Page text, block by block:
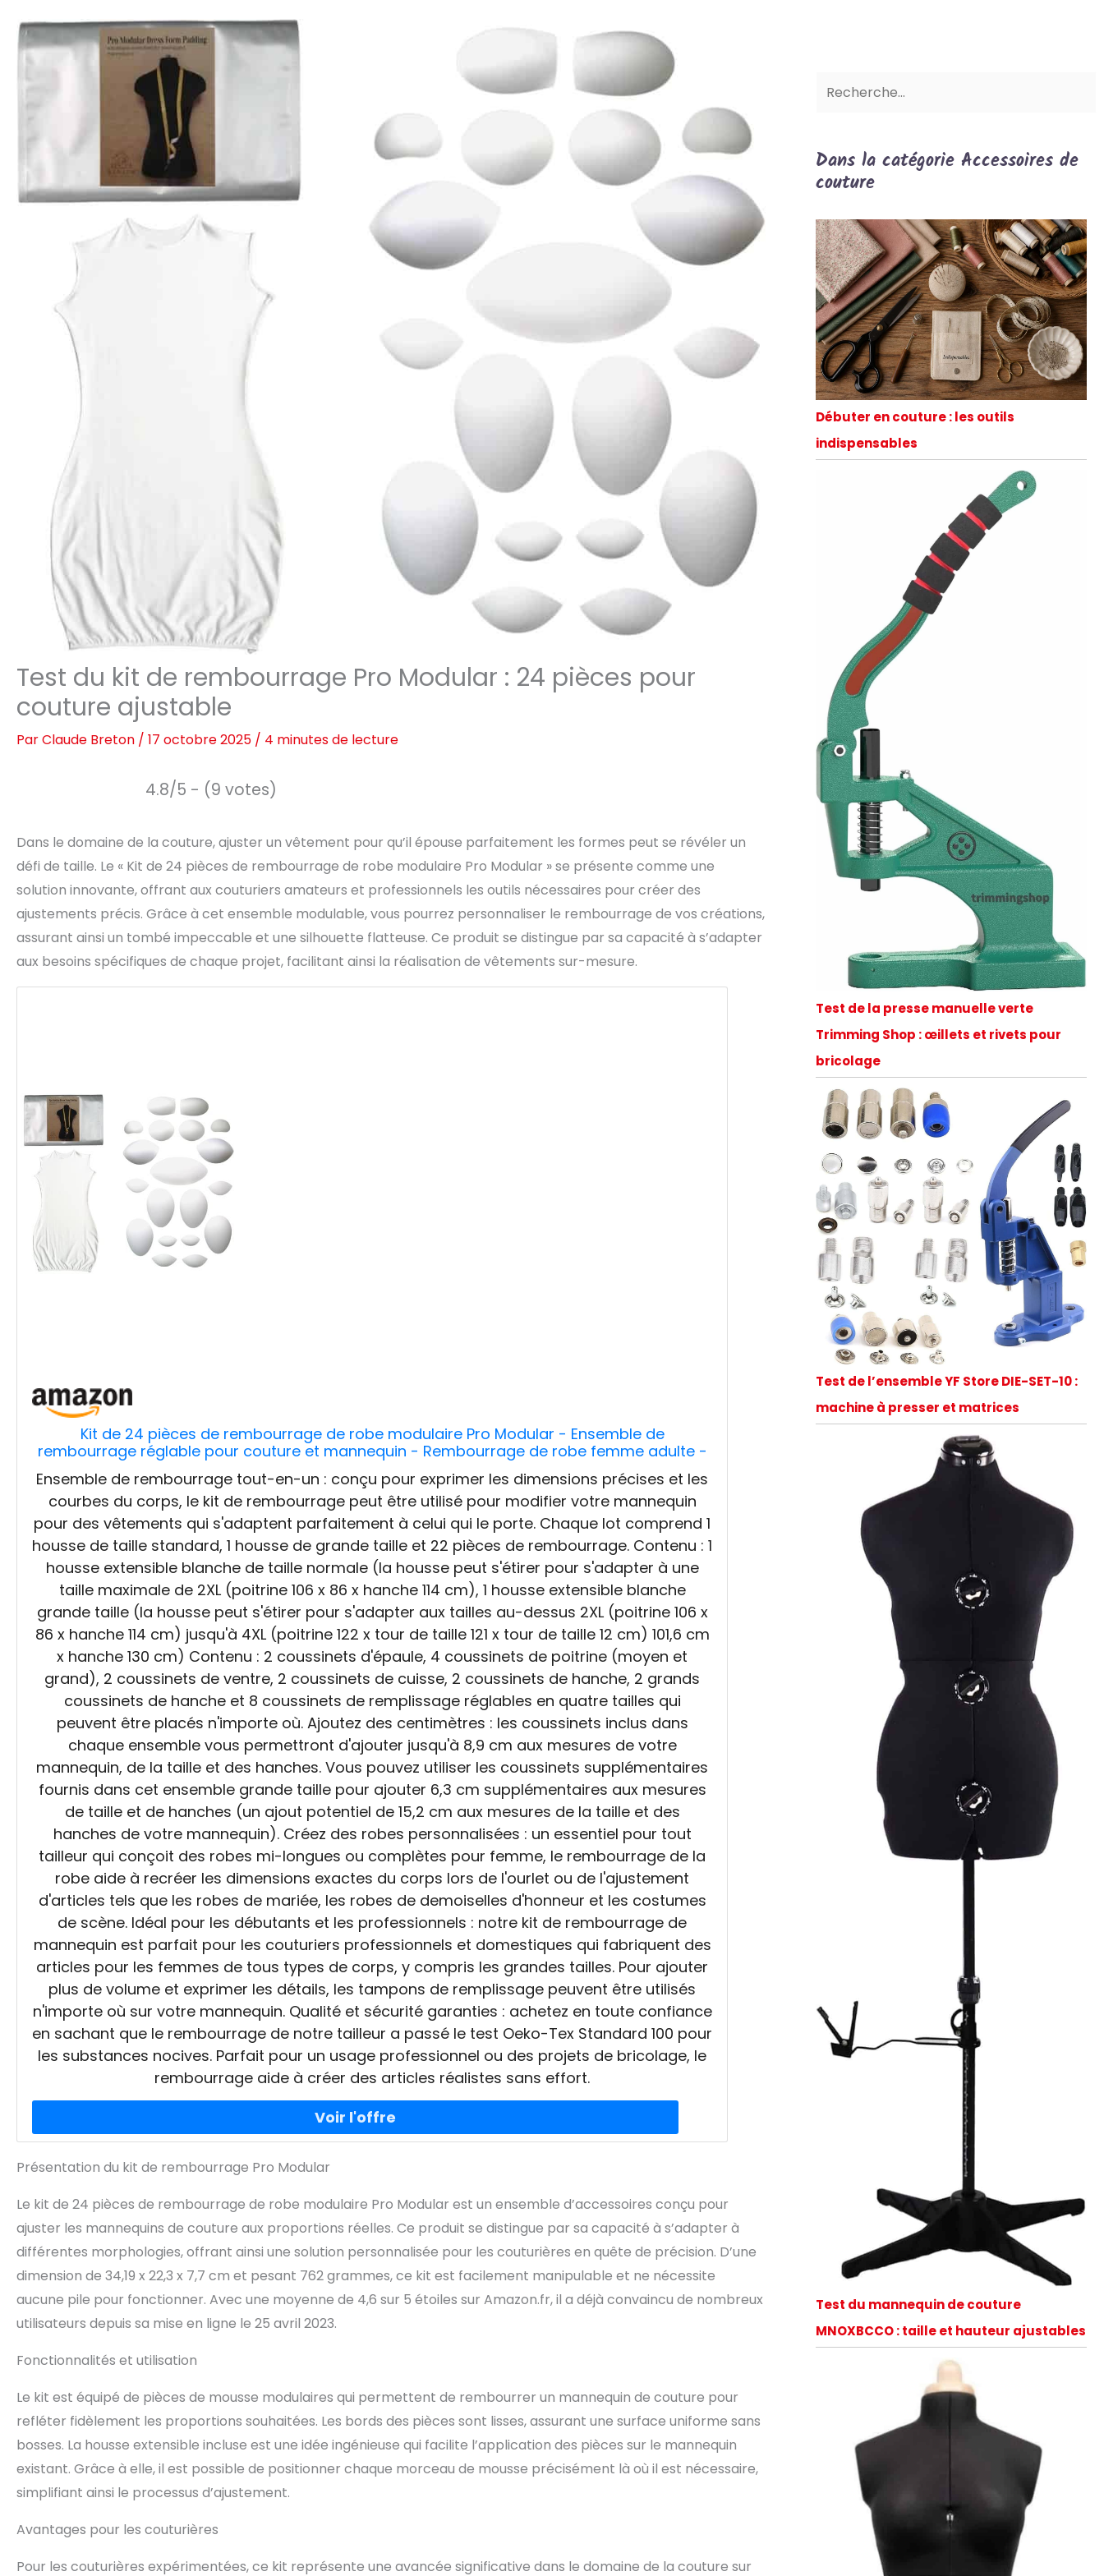
Test du kit de rembourrage Pro Modular : 24 pièces pour
couture ajustable
ParClaude Breton / 17 octobre 2025 / 4 minutes de lecture
4.8/5 - (9 votes)
Dans le domaine de la couture, ajuster un vêtement pour qu’il épouse parfaitement les formes peut se révéler un
défi de taille. Le « Kit de 24 pièces de rembourrage de robe modulaire Pro Modular » se présente comme une
solution innovante, offrant aux couturiers amateurs et professionnels les outils nécessaires pour créer des
ajustements précis. Grâce à cet ensemble modulable, vous pourrez personnaliser le rembourrage de vos créations,
assurant ainsi un tombé impeccable et une silhouette flatteuse. Ce produit se distingue par sa capacité à s’adapter
aux besoins spécifiques de chaque projet, facilitant ainsi la réalisation de vêtements sur-mesure.
Kit de 24 pièces de rembourrage de robe modulaire Pro Modular - Ensemble de
rembourrage réglable pour couture et mannequin - Rembourrage de robe femme adulte -
Accessoires de couture et de couture
Ensemble de rembourrage tout-en-un : conçu pour exprimer les dimensions précises et les
courbes du corps, le kit de rembourrage peut être utilisé pour modifier votre mannequin
pour des vêtements qui s'adaptent parfaitement à celui qui le porte. Chaque lot comprend 1
housse de taille standard, 1 housse de grande taille et 22 pièces de rembourrage. Contenu : 1
housse extensible blanche de taille normale (la housse peut s'étirer pour s'adapter à une
taille maximale de 2XL (poitrine 106 x 86 x hanche 114 cm), 1 housse extensible blanche
grande taille (la housse peut s'étirer pour s'adapter aux tailles au-dessus 2XL (poitrine 106 x
86 x hanche 114 cm) jusqu'à 4XL (poitrine 122 x tour de taille 121 x tour de taille 12 cm) 101,6 cm
x hanche 130 cm) Contenu : 2 coussinets d'épaule, 4 coussinets de poitrine (moyen et
grand), 2 coussinets de ventre, 2 coussinets de cuisse, 2 coussinets de hanche, 2 grands
coussinets de hanche et 8 coussinets de remplissage réglables en quatre tailles qui
peuvent être placés n'importe où. Ajoutez des centimètres : les coussinets inclus dans
chaque ensemble vous permettront d'ajouter jusqu'à 8,9 cm aux mesures de votre
mannequin, de la taille et des hanches. Vous pouvez utiliser les coussinets supplémentaires
fournis dans cet ensemble grande taille pour ajouter 6,3 cm supplémentaires aux mesures
de taille et de hanches (un ajout potentiel de 15,2 cm aux mesures de la taille et des
hanches de votre mannequin). Créez des robes personnalisées : un essentiel pour tout
tailleur qui conçoit des robes mi-longues ou complètes pour femme, le rembourrage de la
robe aide à recréer les dimensions exactes du corps lors de l'ourlet ou de l'ajustement
d'articles tels que les robes de mariée, les robes de demoiselles d'honneur et les costumes
de scène. Idéal pour les débutants et les professionnels : notre kit de rembourrage de
mannequin est parfait pour les couturiers professionnels et domestiques qui fabriquent des
articles pour les femmes de tous types de corps, y compris les grandes tailles. Pour ajouter
plus de volume et exprimer les détails, les tampons de remplissage peuvent être utilisés
n'importe où sur votre mannequin. Qualité et sécurité garanties : achetez en toute confiance
en sachant que le rembourrage de notre tailleur a passé le test Oeko-Tex Standard 100 pour
les substances nocives. Parfait pour un usage professionnel ou des projets de bricolage, le
rembourrage aide à créer des articles réalistes sans effort.
Présentation du kit de rembourrage Pro Modular
Le kit de 24 pièces de rembourrage de robe modulaire Pro Modular est un ensemble d’accessoires conçu pour
ajuster les mannequins de couture aux proportions réelles. Ce produit se distingue par sa capacité à s’adapter à
différentes morphologies, offrant ainsi une solution personnalisée pour les couturières en quête de précision. D’une
dimension de 34,19 x 22,3 x 7,7 cm et pesant 762 grammes, ce kit est facilement manipulable et ne nécessite
aucune pile pour fonctionner. Avec une moyenne de 4,6 sur 5 étoiles sur Amazon.fr, il a déjà convaincu de nombreux
utilisateurs depuis sa mise en ligne le 25 avril 2023.
Fonctionnalités et utilisation
Le kit est équipé de pièces de mousse modulaires qui permettent de rembourrer un mannequin de couture pour
refléter fidèlement les proportions souhaitées. Les bords des pièces sont lisses, assurant une surface uniforme sans
bosses. La housse extensible incluse est une idée ingénieuse qui facilite l’application des pièces sur le mannequin
existant. Grâce à elle, il est possible de positionner chaque morceau de mousse précisément là où il est nécessaire,
simplifiant ainsi le processus d’ajustement.
Avantages pour les couturières
Pour les couturières expérimentées, ce kit représente une avancée significative dans le domaine de la couture sur
Dans la catégorie Accessoires de
couture
Débuter en couture : les outils
indispensables
Test de la presse manuelle verte
Trimming Shop : œillets et rivets pour
bricolage
Test de l’ensemble YF Store DIE-SET-10 :
machine à presser et matrices
Test du mannequin de couture
MNOXBCCO : taille et hauteur ajustables